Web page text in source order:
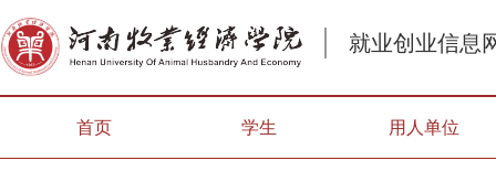
就业创业信息
首页 学生 用人单位